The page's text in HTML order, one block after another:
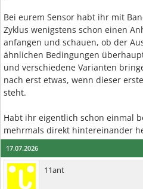
Bei eurem Sensor habt ihr mit
Zyklus wenigstens schon einen
anfangen und schauen, ob der
ähnlichen Bedingungen
und verschiedene Varianten
nach erst etwas, wenn dieser
steht.
Habt ihr eigentlich schon einmal
mehrmals direkt hintereinander
17.07.2026
11ant